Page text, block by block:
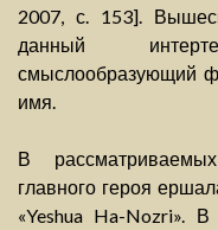
2007, с. 153].
данный
смыслообразующий
имя.
В
главного героя
«Yeshua Ha-Nozri».